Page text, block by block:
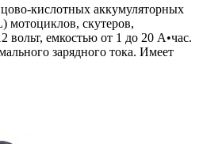
кислотных аккумуляторных
мотоциклов, скутеров,
вольт, емкостью от 1 до 20 А•час.
зарядного тока. Имеет